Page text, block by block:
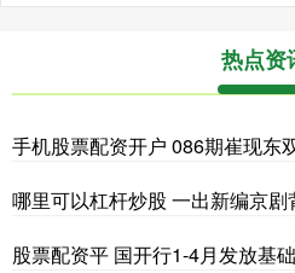
热点资
手机股票配资开户 086期崔现东
哪里可以杠杆炒股 一出新编京剧
股票配资平 国开行1-4月发放基